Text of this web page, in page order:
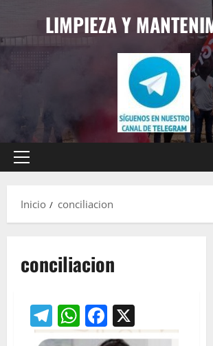
contenido
LIMPIEZA Y
Menú
Inicio
conciliacion
conciliacion
Telegram
WhatsApp
Facebook